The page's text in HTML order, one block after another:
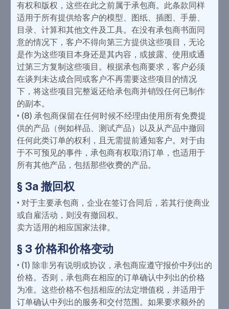
有权和版权，这些在此之前属于承包商。此条款同样
适用于所有提供给客户的模型、图纸、插图、手册、
目录、计算和其他文件及工具。在没有承包商书面同
意的情况下，客户不得向第三方提供这些项目，无论
是作为这些项目本身还是其内容，或披露、使用或通
过第三方复制这些项目。根据承包商要求，客户必须
在谈判未达成合同或客户不再需要这些项目的情况
下，将这些项目完整返还给承包商并销毁任何已制作
的副本。
• (8) 承包商保留在任何时候不经理由使用所有免费提
供的产品（例如样品、测试产品）以及从产品中撤回
任何此类订单的权利，且无需提前通知客户。对于由
于不可预见的事件，承包商有权取消订单，也适用于
所有其他产品，包括那些收费的产品。
§ 3a 撤回权
• 对于主要承包商，企业在签订合同后，若其行使商业
或自雇活动，则没有撤回权。
卖方适用的相应国家法律。
§ 3 价格和价格变动
• (1) 除非另有说明或协议，承包商应遵守报价中列出的
价格。否则，承包商在相应的订单确认中列出的价格
为准。这些价格不包括相应的法定增值税，并适用于
订单确认中列出的服务和交付范围。如果要求额外的